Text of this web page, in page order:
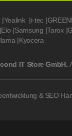
|Yealink |i-tec |
|Elo |Samsung |Tarox |
|Kyocera
IT Store GmbH.
& SEO